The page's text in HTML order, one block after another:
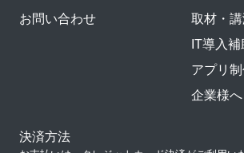
お問い合わせ
取材・
IT導入
アプリ
企業様へ
決済方法